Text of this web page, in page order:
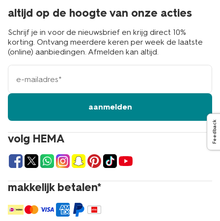
volg HEMA
makkelijk betalen*
altijd op de hoogte van onze acties
Schrijf je in voor de nieuwsbrief en krijg direct 10%
korting. Ontvang meerdere keren per week de laatste
(online) aanbiedingen. Afmelden kan altijd.
e-
mailadres
aanmelden
Feedback